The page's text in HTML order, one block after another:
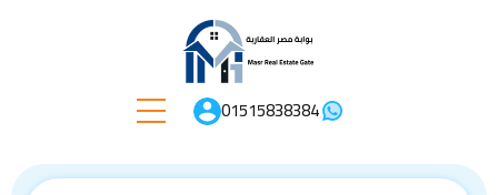
01515838384